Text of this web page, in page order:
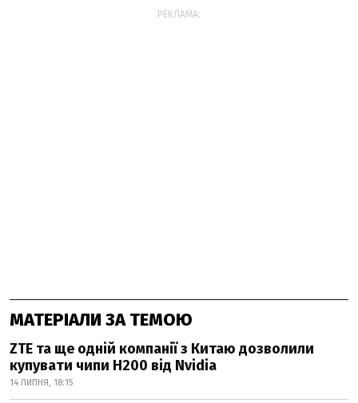
РЕКЛАМА:
МАТЕРІАЛИ ЗА ТЕМОЮ
ZTE та ще одній компанії з Китаю дозволили
купувати чипи H200 від Nvidia
14 ЛИПНЯ, 18:15